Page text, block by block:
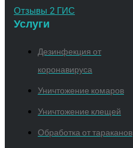
Отзывы 2 ГИС
Услуги
Дезинфекция от
коронавируса
Уничтожение комаров
Уничтожение клещей
Обработка от тараканов